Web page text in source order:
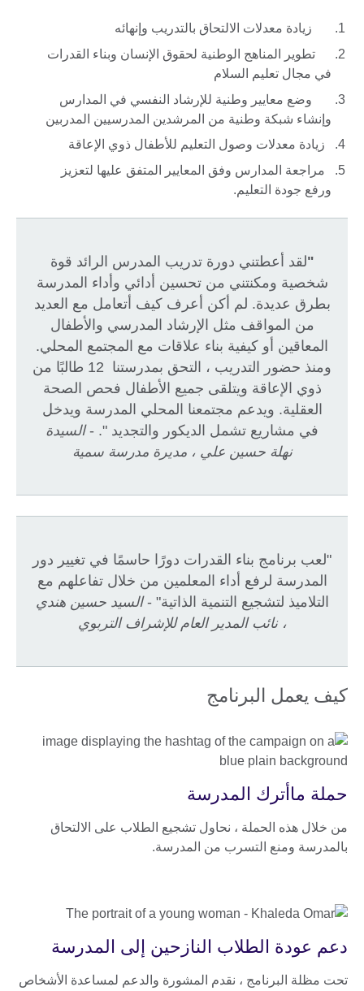
زيادة معدلات الالتحاق بالتدريب وإنهائه
تطوير المناهج الوطنية لحقوق الإنسان وبناء القدرات
في مجال تعليم السلام
وضع معايير وطنية للإرشاد النفسي في المدارس
وإنشاء شبكة وطنية من المرشدين المدرسيين المدربين
زيادة معدلات وصول التعليم للأطفال ذوي الإعاقة
مراجعة المدارس وفق المعايير المتفق عليها لتعزيز
ورفع جودة التعليم.
"لقد أعطتني دورة تدريب المدرس الرائد قوة
شخصية ومكنتني من تحسين أدائي وأداء المدرسة
بطرق عديدة. لم أكن أعرف كيف أتعامل مع العديد
من المواقف مثل الإرشاد المدرسي والأطفال
المعاقين أو كيفية بناء علاقات مع المجتمع المحلي.
ومنذ حضور التدريب ، التحق بمدرستنا 12 طالبًا من
ذوي الإعاقة ويتلقى جميع الأطفال فحص الصحة
العقلية. ويدعم مجتمعنا المحلي المدرسة ويدخل
في مشاريع تشمل الديكور والتجديد ". -السيدة
نهلة حسين علي ، مديرة مدرسة سمية
"لعب برنامج بناء القدرات دورًا حاسمًا في تغيير دور
المدرسة لرفع أداء المعلمين من خلال تفاعلهم مع
التلاميذ لتشجيع التنمية الذاتية" -السيد حسين هندي
، نائب المدير العام للإشراف التربوي
كيف يعمل البرنامج
حملة ماأترك المدرسة
من خلال هذه الحملة ، نحاول تشجيع الطلاب على الالتحاق
بالمدرسة ومنع التسرب من المدرسة.
دعم عودة الطلاب النازحين إلى المدرسة
تحت مظلة البرنامج ، نقدم المشورة والدعم لمساعدة الأشخاص